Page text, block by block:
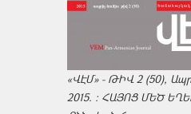
«ՎԷՄ» - ԹԻՎ 2 (50),
2015. : ՀԱՅՈՑ ՄԵԾ